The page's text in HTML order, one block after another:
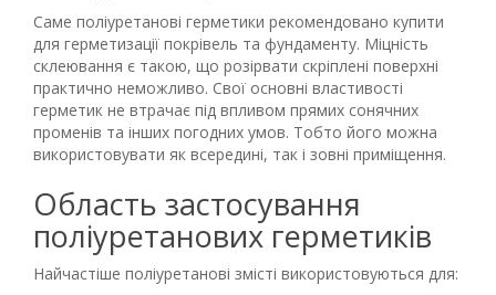
Саме поліуретанові герметики рекомендовано купити
для герметизації покрівель та фундаменту. Міцність
склеювання є такою, що розірвати скріплені поверхні
практично неможливо. Свої основні властивості
герметик не втрачає під впливом прямих сонячних
променів та інших погодних умов. Тобто його можна
використовувати як всередині, так і зовні приміщення.
Область застосування
поліуретанових герметиків
Найчастіше поліуретанові змісті використовуються для: